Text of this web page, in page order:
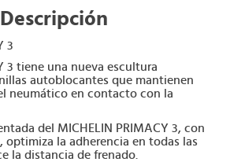
Descripción
3
3 tiene una nueva escultura
autoblocantes que mantienen
neumático en contacto con la
del MICHELIN PRIMACY 3, con
optimiza la adherencia en todas las
la distancia de frenado.